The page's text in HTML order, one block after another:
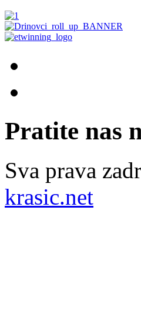
Pratite nas
Sva prava
krasic.net